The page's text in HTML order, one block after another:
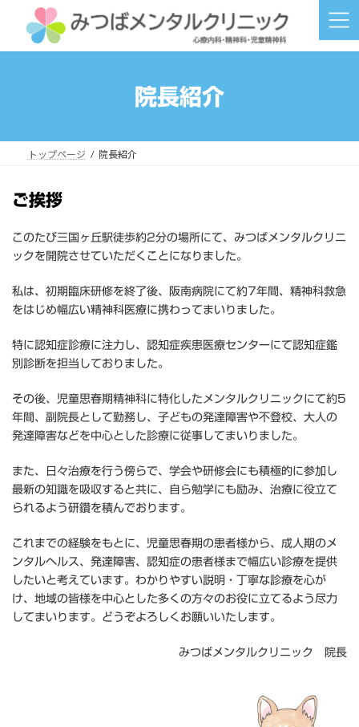
ン
ー
院長紹介
トップページ 院長紹介
ご挨拶
このたび三国ヶ丘駅徒歩約2分の場所にて、みつばメンタルクリニ
ックを開院させていただくことになりました。
私は、初期臨床研修を終了後、阪南病院にて約7年間、精神科救急
をはじめ幅広い精神科医療に携わってまいりました。
特に認知症診療に注力し、認知症疾患医療センターにて認知症鑑
別診断を担当しておりました。
その後、児童思春期精神科に特化したメンタルクリニックにて約5
年間、副院長として勤務し、子どもの発達障害や不登校、大人の
発達障害などを中心とした診療に従事してまいりました。
また、日々治療を行う傍らで、学会や研修会にも積極的に参加し
最新の知識を吸収すると共に、自ら勉学にも励み、治療に役立て
られるよう研鑽を積んでおります。
これまでの経験をもとに、児童思春期の患者様から、成人期のメ
ンタルヘルス、発達障害、認知症の患者様まで幅広い診療を提供
したいと考えています。わかりやすい説明・丁寧な診療を心が
け、地域の皆様を中心とした多くの方々のお役に立てるよう尽力
してまいります。どうぞよろしくお願いいたします。
みつばメンタルクリニック 院長